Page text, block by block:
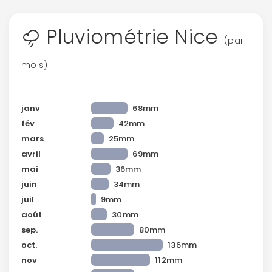
Pluviométrie Nice
(par
mois)
janv
68mm
fév
42mm
mars
25mm
avril
69mm
mai
36mm
juin
34mm
juil
9mm
août
30mm
sep.
80mm
oct.
136mm
nov
112mm